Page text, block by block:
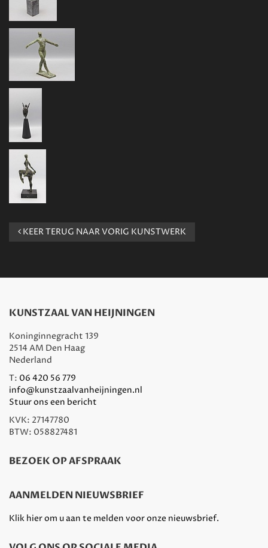
KEER TERUG NAAR VORIG KUNSTWERK
KUNSTZAAL VAN HEIJNINGEN
Koninginnegracht 139
2514 AM Den Haag
Nederland
T: 06 420 56 779
info@kunstzaalvanheijningen.nl
Stuur ons een bericht
KVK: 27147780
BTW: 058827481
BEZOEK OP AFSPRAAK
AANMELDEN NIEUWSBRIEF
Klik hier om u aan te melden voor onze nieuwsbrief.